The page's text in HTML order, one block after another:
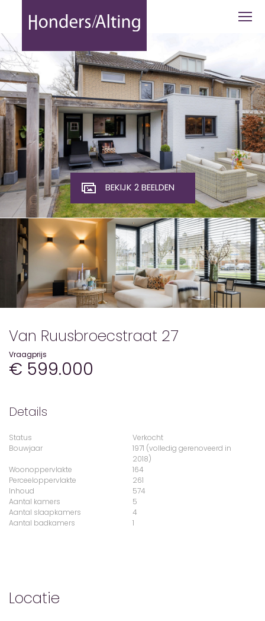
Van Ruusbroecstraat 27 - Honders
BEKIJK 2 BEELDEN
Van Ruusbroecstraat 27
Vraagprijs
€ 599.000
Details
Status
Verkocht
Bouwjaar
1971 (volledig gerenoveerd in
2018)
Woonoppervlakte
164
Perceeloppervlakte
261
Inhoud
574
Aantal kamers
5
Aantal slaapkamers
4
Aantal badkamers
1
Locatie